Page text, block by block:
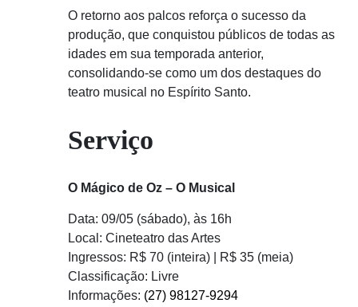
O retorno aos palcos reforça o sucesso da
produção, que conquistou públicos de todas as
idades em sua temporada anterior,
consolidando-se como um dos destaques do
teatro musical no Espírito Santo.
Serviço
O Mágico de Oz – O Musical
Data: 09/05 (sábado), às 16h
Local: Cineteatro das Artes
Ingressos: R$ 70 (inteira) | R$ 35 (meia)
Classificação: Livre
Informações: (27) 98127-9294